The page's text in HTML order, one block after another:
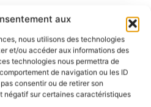
aux
nous utilisons des technologies
et/ou accéder aux informations des
technologies nous permettra de
de navigation ou les ID
consentir ou de retirer son
négatif sur certaines caractéristiques
de Toulouse 2026
ACFA sur le 10 km !